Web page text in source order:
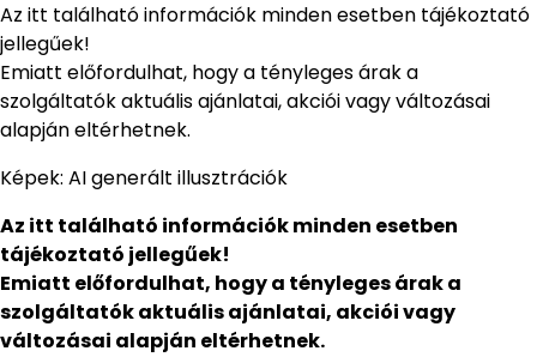
Az itt található információk minden esetben tájékoztató
jellegűek!
Emiatt előfordulhat, hogy a tényleges árak a
szolgáltatók aktuális ajánlatai, akciói vagy változásai
alapján eltérhetnek.
Képek: AI generált illusztrációk
Az itt található információk minden esetben
tájékoztató jellegűek!
Emiatt előfordulhat, hogy a tényleges árak a
szolgáltatók aktuális ajánlatai, akciói vagy
változásai alapján eltérhetnek.